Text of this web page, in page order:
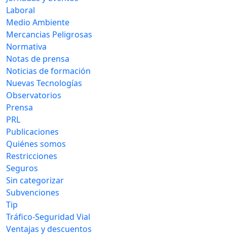
Laboral
Medio Ambiente
Mercancias Peligrosas
Normativa
Notas de prensa
Noticias de formación
Nuevas Tecnologías
Observatorios
Prensa
PRL
Publicaciones
Quiénes somos
Restricciones
Seguros
Sin categorizar
Subvenciones
Tip
Tráfico-Seguridad Vial
Ventajas y descuentos